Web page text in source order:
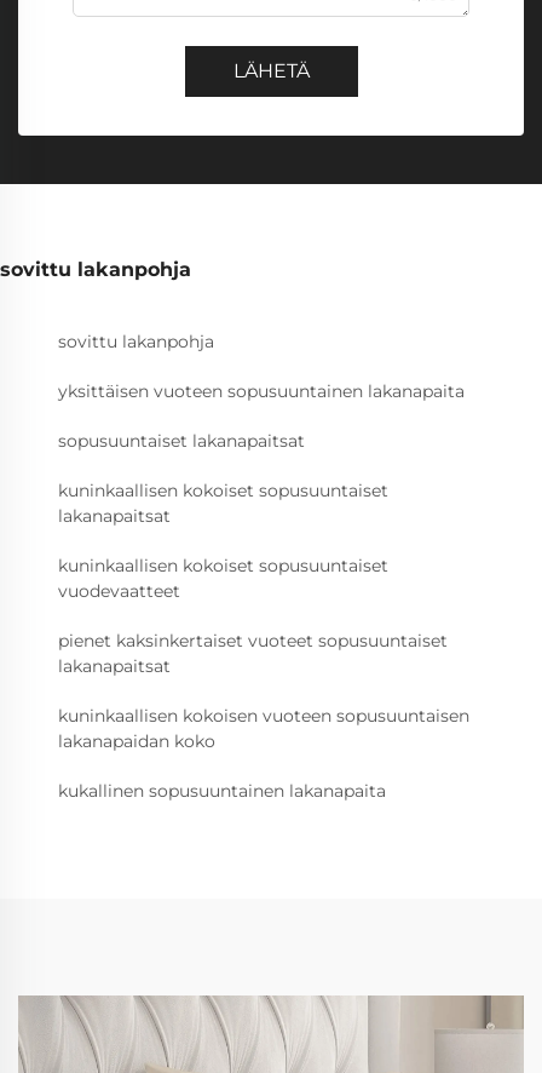
LÄHETÄ
sovittu lakanpohja
sovittu lakanpohja
yksittäisen vuoteen sopusuuntainen lakanapaita
sopusuuntaiset lakanapaitsat
kuninkaallisen kokoiset sopusuuntaiset
lakanapaitsat
kuninkaallisen kokoiset sopusuuntaiset
vuodevaatteet
pienet kaksinkertaiset vuoteet sopusuuntaiset
lakanapaitsat
kuninkaallisen kokoisen vuoteen sopusuuntaisen
lakanapaidan koko
kukallinen sopusuuntainen lakanapaita